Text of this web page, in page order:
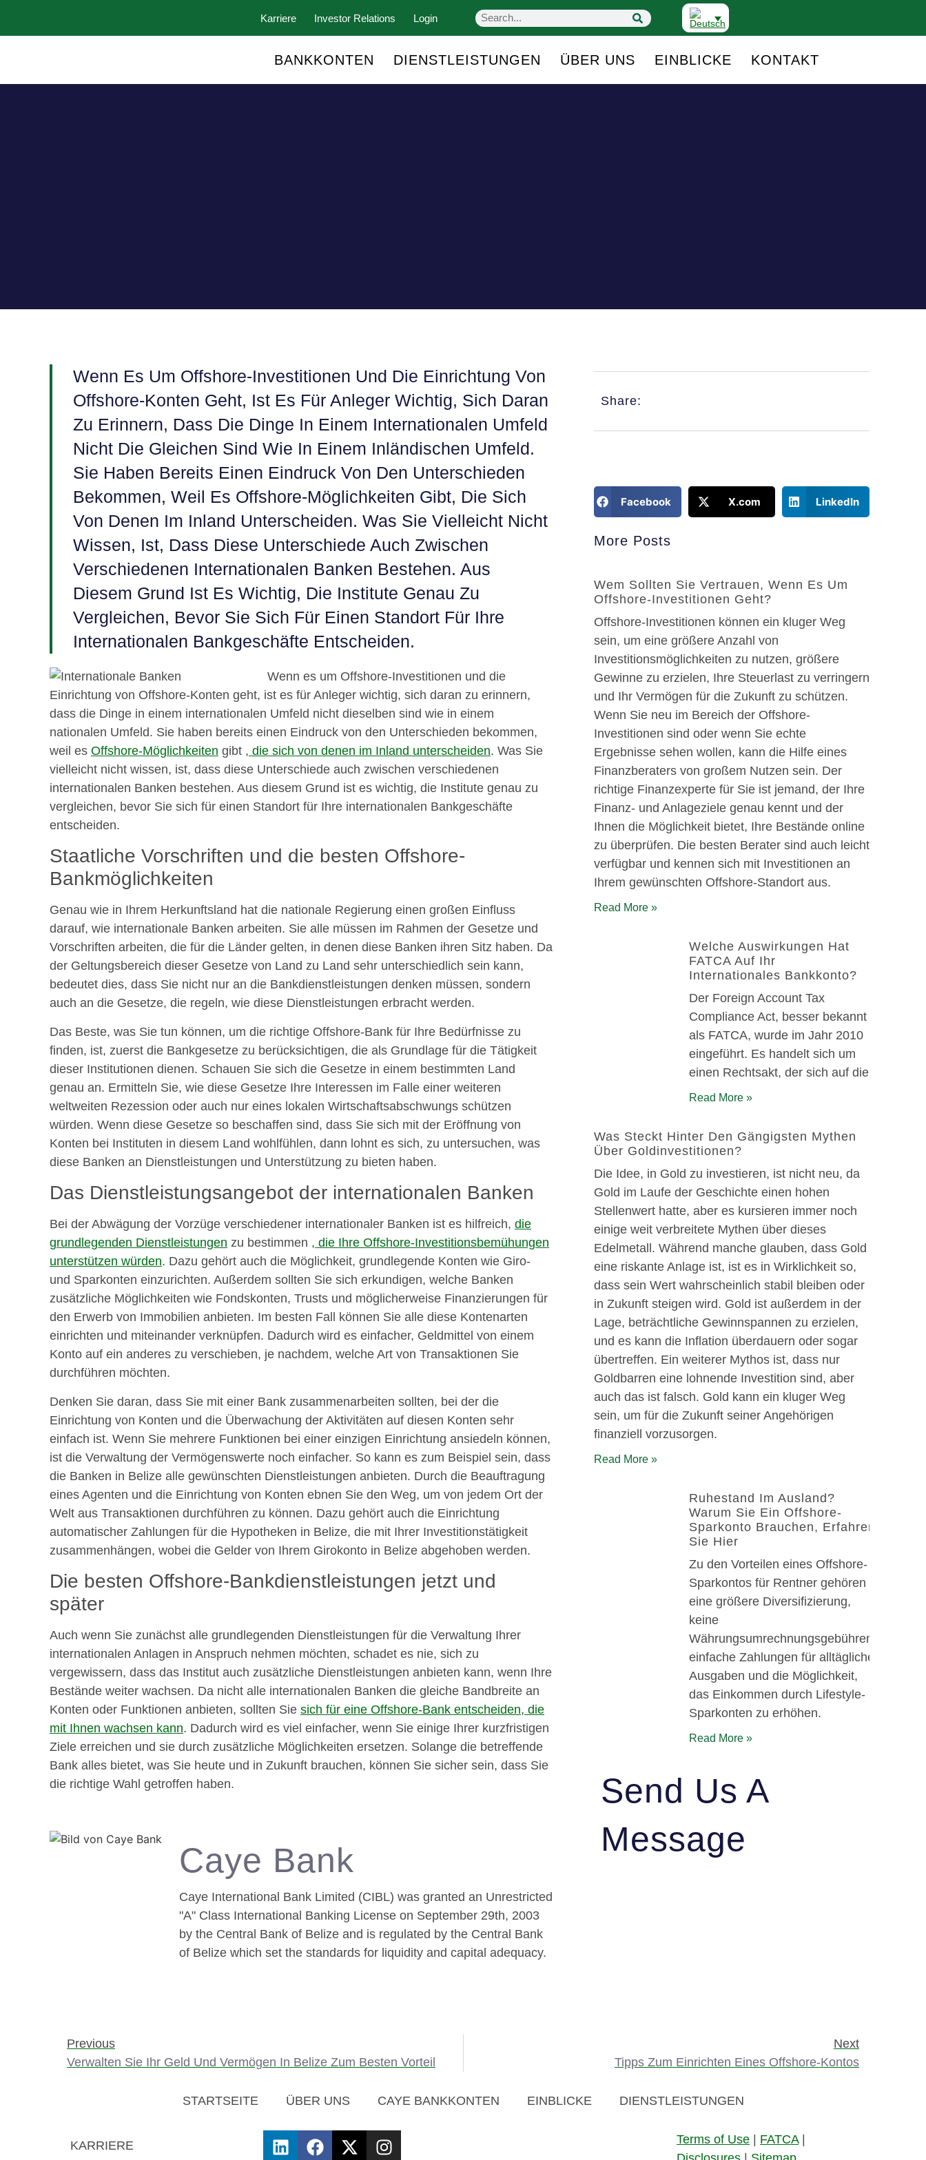
Karriere Investor Relations Login
BANKKONTEN DIENSTLEISTUNGEN ÜBER UNS EINBLICKE KONTAKT
Wenn Es Um Offshore-Investitionen Und Die Einrichtung Von
Offshore-Konten Geht, Ist Es Für Anleger Wichtig, Sich Daran
Zu Erinnern, Dass Die Dinge In Einem Internationalen Umfeld
Nicht Die Gleichen Sind Wie In Einem Inländischen Umfeld.
Sie Haben Bereits Einen Eindruck Von Den Unterschieden
Bekommen, Weil Es Offshore-Möglichkeiten Gibt, Die Sich
Von Denen Im Inland Unterscheiden. Was Sie Vielleicht Nicht
Wissen, Ist, Dass Diese Unterschiede Auch Zwischen
Verschiedenen Internationalen Banken Bestehen. Aus
Diesem Grund Ist Es Wichtig, Die Institute Genau Zu
Vergleichen, Bevor Sie Sich Für Einen Standort Für Ihre
Internationalen Bankgeschäfte Entscheiden.
Wenn es um Offshore-Investitionen und die
Einrichtung von Offshore-Konten geht, ist es für Anleger wichtig, sich daran zu erinnern,
dass die Dinge in einem internationalen Umfeld nicht dieselben sind wie in einem
nationalen Umfeld. Sie haben bereits einen Eindruck von den Unterschieden bekommen,
weil es Offshore-Möglichkeiten gibt , die sich von denen im Inland unterscheiden. Was Sie
vielleicht nicht wissen, ist, dass diese Unterschiede auch zwischen verschiedenen
internationalen Banken bestehen. Aus diesem Grund ist es wichtig, die Institute genau zu
vergleichen, bevor Sie sich für einen Standort für Ihre internationalen Bankgeschäfte
entscheiden.
Staatliche Vorschriften und die besten Offshore-
Bankmöglichkeiten
Genau wie in Ihrem Herkunftsland hat die nationale Regierung einen großen Einfluss
darauf, wie internationale Banken arbeiten. Sie alle müssen im Rahmen der Gesetze und
Vorschriften arbeiten, die für die Länder gelten, in denen diese Banken ihren Sitz haben. Da
der Geltungsbereich dieser Gesetze von Land zu Land sehr unterschiedlich sein kann,
bedeutet dies, dass Sie nicht nur an die Bankdienstleistungen denken müssen, sondern
auch an die Gesetze, die regeln, wie diese Dienstleistungen erbracht werden.
Das Beste, was Sie tun können, um die richtige Offshore-Bank für Ihre Bedürfnisse zu
finden, ist, zuerst die Bankgesetze zu berücksichtigen, die als Grundlage für die Tätigkeit
dieser Institutionen dienen. Schauen Sie sich die Gesetze in einem bestimmten Land
genau an. Ermitteln Sie, wie diese Gesetze Ihre Interessen im Falle einer weiteren
weltweiten Rezession oder auch nur eines lokalen Wirtschaftsabschwungs schützen
würden. Wenn diese Gesetze so beschaffen sind, dass Sie sich mit der Eröffnung von
Konten bei Instituten in diesem Land wohlfühlen, dann lohnt es sich, zu untersuchen, was
diese Banken an Dienstleistungen und Unterstützung zu bieten haben.
Das Dienstleistungsangebot der internationalen Banken
Bei der Abwägung der Vorzüge verschiedener internationaler Banken ist es hilfreich, die
grundlegenden Dienstleistungen zu bestimmen , die Ihre Offshore-Investitionsbemühungen
unterstützen würden. Dazu gehört auch die Möglichkeit, grundlegende Konten wie Giro-
und Sparkonten einzurichten. Außerdem sollten Sie sich erkundigen, welche Banken
zusätzliche Möglichkeiten wie Fondskonten, Trusts und möglicherweise Finanzierungen für
den Erwerb von Immobilien anbieten. Im besten Fall können Sie alle diese Kontenarten
einrichten und miteinander verknüpfen. Dadurch wird es einfacher, Geldmittel von einem
Konto auf ein anderes zu verschieben, je nachdem, welche Art von Transaktionen Sie
durchführen möchten.
Denken Sie daran, dass Sie mit einer Bank zusammenarbeiten sollten, bei der die
Einrichtung von Konten und die Überwachung der Aktivitäten auf diesen Konten sehr
einfach ist. Wenn Sie mehrere Funktionen bei einer einzigen Einrichtung ansiedeln können,
ist die Verwaltung der Vermögenswerte noch einfacher. So kann es zum Beispiel sein, dass
die Banken in Belize alle gewünschten Dienstleistungen anbieten. Durch die Beauftragung
eines Agenten und die Einrichtung von Konten ebnen Sie den Weg, um von jedem Ort der
Welt aus Transaktionen durchführen zu können. Dazu gehört auch die Einrichtung
automatischer Zahlungen für die Hypotheken in Belize, die mit Ihrer Investitionstätigkeit
zusammenhängen, wobei die Gelder von Ihrem Girokonto in Belize abgehoben werden.
Die besten Offshore-Bankdienstleistungen jetzt und
später
Auch wenn Sie zunächst alle grundlegenden Dienstleistungen für die Verwaltung Ihrer
internationalen Anlagen in Anspruch nehmen möchten, schadet es nie, sich zu
vergewissern, dass das Institut auch zusätzliche Dienstleistungen anbieten kann, wenn Ihre
Bestände weiter wachsen. Da nicht alle internationalen Banken die gleiche Bandbreite an
Konten oder Funktionen anbieten, sollten Sie sich für eine Offshore-Bank entscheiden, die
mit Ihnen wachsen kann. Dadurch wird es viel einfacher, wenn Sie einige Ihrer kurzfristigen
Ziele erreichen und sie durch zusätzliche Möglichkeiten ersetzen. Solange die betreffende
Bank alles bietet, was Sie heute und in Zukunft brauchen, können Sie sicher sein, dass Sie
die richtige Wahl getroffen haben.
Caye Bank
Caye International Bank Limited (CIBL) was granted an Unrestricted
"A" Class International Banking License on September 29th, 2003
by the Central Bank of Belize and is regulated by the Central Bank
of Belize which set the standards for liquidity and capital adequacy.
Share:
Facebook X.com LinkedIn
More Posts
Wem Sollten Sie Vertrauen, Wenn Es Um
Offshore-Investitionen Geht?
Offshore-Investitionen können ein kluger Weg
sein, um eine größere Anzahl von
Investitionsmöglichkeiten zu nutzen, größere
Gewinne zu erzielen, Ihre Steuerlast zu verringern
und Ihr Vermögen für die Zukunft zu schützen.
Wenn Sie neu im Bereich der Offshore-
Investitionen sind oder wenn Sie echte
Ergebnisse sehen wollen, kann die Hilfe eines
Finanzberaters von großem Nutzen sein. Der
richtige Finanzexperte für Sie ist jemand, der Ihre
Finanz- und Anlageziele genau kennt und der
Ihnen die Möglichkeit bietet, Ihre Bestände online
zu überprüfen. Die besten Berater sind auch leicht
verfügbar und kennen sich mit Investitionen an
Ihrem gewünschten Offshore-Standort aus.
Read More »
Welche Auswirkungen Hat
FATCA Auf Ihr
Internationales Bankkonto?
Der Foreign Account Tax
Compliance Act, besser bekannt
als FATCA, wurde im Jahr 2010
eingeführt. Es handelt sich um
einen Rechtsakt, der sich auf die
Read More »
Was Steckt Hinter Den Gängigsten Mythen
Über Goldinvestitionen?
Die Idee, in Gold zu investieren, ist nicht neu, da
Gold im Laufe der Geschichte einen hohen
Stellenwert hatte, aber es kursieren immer noch
einige weit verbreitete Mythen über dieses
Edelmetall. Während manche glauben, dass Gold
eine riskante Anlage ist, ist es in Wirklichkeit so,
dass sein Wert wahrscheinlich stabil bleiben oder
in Zukunft steigen wird. Gold ist außerdem in der
Lage, beträchtliche Gewinnspannen zu erzielen,
und es kann die Inflation überdauern oder sogar
übertreffen. Ein weiterer Mythos ist, dass nur
Goldbarren eine lohnende Investition sind, aber
auch das ist falsch. Gold kann ein kluger Weg
sein, um für die Zukunft seiner Angehörigen
finanziell vorzusorgen.
Read More »
Ruhestand Im Ausland?
Warum Sie Ein Offshore-
Sparkonto Brauchen, Erfahren
Sie Hier
Zu den Vorteilen eines Offshore-
Sparkontos für Rentner gehören
eine größere Diversifizierung,
keine
Währungsumrechnungsgebühren,
einfache Zahlungen für alltägliche
Ausgaben und die Möglichkeit,
das Einkommen durch Lifestyle-
Sparkonten zu erhöhen.
Read More »
Send Us A
Message
Previous
Verwalten Sie Ihr Geld Und Vermögen In Belize Zum Besten Vorteil
Next
Tipps Zum Einrichten Eines Offshore-Kontos
STARTSEITE ÜBER UNS CAYE BANKKONTEN EINBLICKE DIENSTLEISTUNGEN
KARRIERE Terms of Use | FATCA|